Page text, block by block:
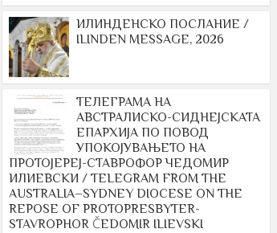
ИЛИНДЕНСКО ПОСЛАНИЕ /
ILINDEN MESSAGE, 2026
ТЕЛЕГРАМА НА
АВСТРАЛИСКО-СИДНЕЈСКАТА
ЕПАРХИЈА ПО ПОВОД
УПОКОЈУВАЊЕТО НА
ПРОТОЈЕРЕЈ-СТАВРОФОР ЧЕДОМИР
ИЛИЕВСКИ / TELEGRAM FROM THE
AUSTRALIA–SYDNEY DIOCESE ON THE
REPOSE OF PROTOPRESBYTER-
STAVROPHOR ČEDOMIR ILIEVSKI